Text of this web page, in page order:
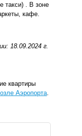
такси) . В зоне
кафе.
18.09.2024 г.
квартиры
Аэропорта